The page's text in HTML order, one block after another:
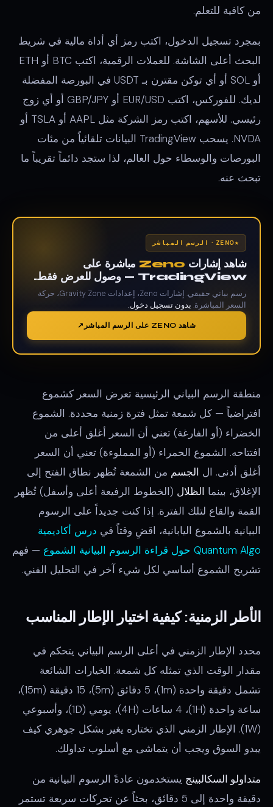
من كافية للتعلم.
بمجرد تسجيل الدخول، اكتب رمز أي أداة مالية في شريط
البحث أعلى الشاشة. للعملات الرقمية، اكتب BTC أو ETH
أو SOL أو أي توكن مقترن بـ USDT في البورصة المفضلة
لديك. للفوركس، اكتب EUR/USD أو GBP/JPY أو أي زوج
رئيسي. للأسهم، اكتب رمز الشركة مثل AAPL أو TSLA أو
NVDA. يسحب TradingView البيانات تلقائياً من مئات
البورصات والوسطاء حول العالم، لذا ستجد دائماً تقريباً ما
تبحث عنه.
ZENO · الرسم المباشر
شاهد إشارات Zeno مباشرة على
TradingView — وصول للعرض فقط.
رسم بياني حقيقي. إشارات Zeno، إعدادات Gravity Zone، حركة
السعر المباشرة. بدون تسجيل دخول.
شاهد ZENO على الرسم المباشر
منطقة الرسم البياني الرئيسية تعرض السعر كشموع
افتراضياً — كل شمعة تمثل فترة زمنية محددة. الشموع
الخضراء (أو الفارغة) تعني أن السعر أغلق أعلى من
افتتاحه. الشموع الحمراء (أو المملوءة) تعني أن السعر
أغلق أدنى. ال الجسم من الشمعة تُظهر نطاق الفتح إلى
الإغلاق، بينما الظلال (الخطوط الرفيعة أعلى وأسفل) تُظهر
القمة والقاع لتلك الفترة. إذا كنت جديداً على الرسوم
البيانية بالشموع اليابانية، اقضِ وقتاً في درس أكاديمية
Quantum Algo حول قراءة الرسوم البيانية الشموع
— فهم
تشريح الشموع أساسي لكل شيء آخر في التحليل الفني.
الأطر الزمنية: كيفية اختيار الإطار المناسب
محدد الإطار الزمني في أعلى الرسم البياني يتحكم في
مقدار الوقت الذي تمثله كل شمعة. الخيارات الشائعة
تشمل دقيقة واحدة (1m)، 5 دقائق (5m)، 15 دقيقة (15m)،
ساعة واحدة (1H)، 4 ساعات (4H)، يومي (1D)، وأسبوعي
(1W). الإطار الزمني الذي تختاره يغير بشكل جوهري كيف
يبدو السوق ويجب أن يتماشى مع أسلوب تداولك.
متداولو السكالبينج يستخدمون عادةً الرسوم البيانية من
دقيقة واحدة إلى 5 دقائق، بحثاً عن تحركات سريعة تستمر